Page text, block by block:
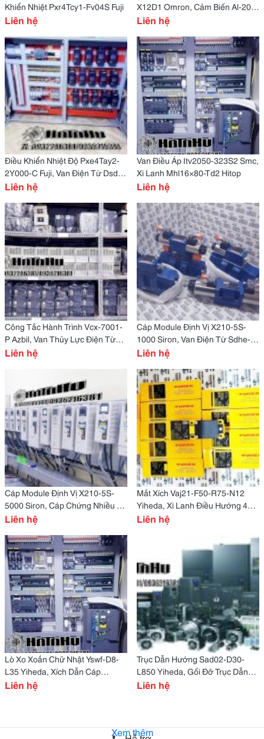
Khiển Nhiệt Pxr4Tcy1-Fv04S Fuji
Liên hệ
X12D1 Omron, Cảm Biến Al-20R
Alif
Liên hệ
Điều Khiển Nhiệt Độ Pxe4Tay2-
2Y000-C Fuji, Van Điện Từ Dsd-
G02-2C-A220-31 7-Ocean
Liên hệ
Van Điều Áp Itv2050-323S2 Smc,
Xi Lanh Mhl16×80-Td2 Hitop
Liên hệ
Công Tắc Hành Trình Vcx-7001-
P Azbil, Van Thủy Lực Điện Từ
Kso-G03-66Cb Daikin
Liên hệ
Cáp Module Định Vị X210-5S-
1000 Siron, Van Điện Từ Sdhe-
0630/24Av Atos
Liên hệ
Cáp Module Định Vị X210-5S-
5000 Siron, Cáp Chứng Nhiều Đa
Năng X210-5S-2000 Siron
Liên hệ
Mắt Xích Vaj21-F50-R75-N12
Yiheda, Xi Lanh Điều Hướng 4
Phía Enf-Rsen-2010D Yiheda
Liên hệ
Lò Xo Xoắn Chữ Nhật Yswf-D8-
L35 Yiheda, Xích Dẫn Cáp
Vaw21-102-R19-N28-S-Vdw21
Liên hệ
Trục Dẫn Hướng Sad02-D30-
L850 Yiheda, Gối Đỡ Trục Dẫn
Hướng Gbr16-D30 Yiheda
Liên hệ
Xem thêm